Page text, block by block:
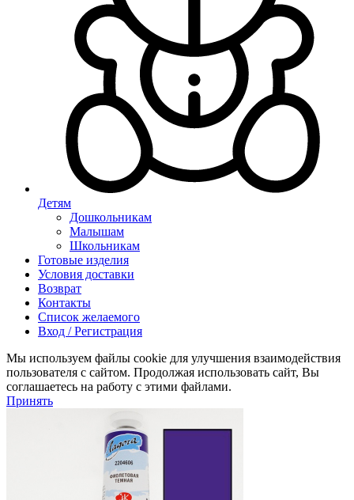
Детям
Дошкольникам
Малышам
Школьникам
Готовые изделия
Условия доставки
Возврат
Контакты
Список желаемого
Вход / Регистрация
Мы используем файлы cookie для улучшения взаимодействия
пользователя с сайтом. Продолжая использовать сайт, Вы
соглашаетесь на работу с этими файлами.
Принять